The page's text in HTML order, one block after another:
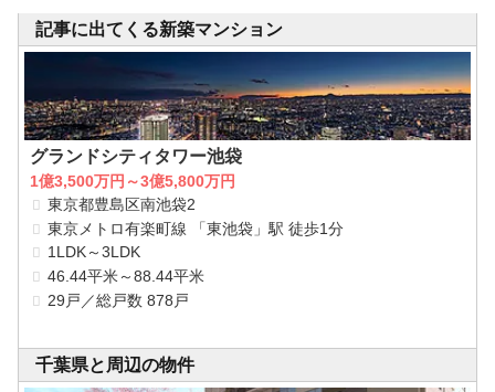
記事に出てくる新築マンション
グランドシティタワー池袋
1億3,500万円～3億5,800万円
東京都豊島区南池袋2
東京メトロ有楽町線 「東池袋」駅 徒歩1分
1LDK～3LDK
46.44平米～88.44平米
29戸／総戸数 878戸
千葉県と周辺の物件